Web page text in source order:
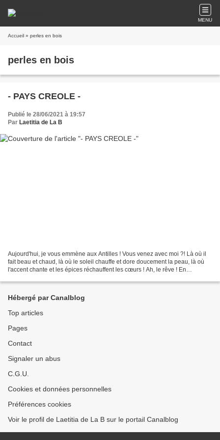
MENU
Accueil » perles en bois
perles en bois
- PAYS CREOLE -
Publié le 28/06/2021 à 19:57
Par Laetitia de La B
Aujourd'hui, je vous emmène aux Antilles ! Vous venez avec moi ?! Là où il
fait beau et chaud, là où le soleil chauffe et dore doucement la peau, là où
l'accent chante et les épices réchauffent les cœurs ! Ah, le rêve ! En
Hébergé par Canalblog
Top articles
Pages
Contact
Signaler un abus
C.G.U.
Cookies et données personnelles
Préférences cookies
Voir le profil de Laetitia de La B sur le portail Canalblog